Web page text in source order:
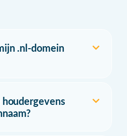
.nl-domein